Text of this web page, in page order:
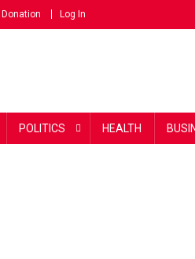
Donation Log In
POLITICS HEALTH